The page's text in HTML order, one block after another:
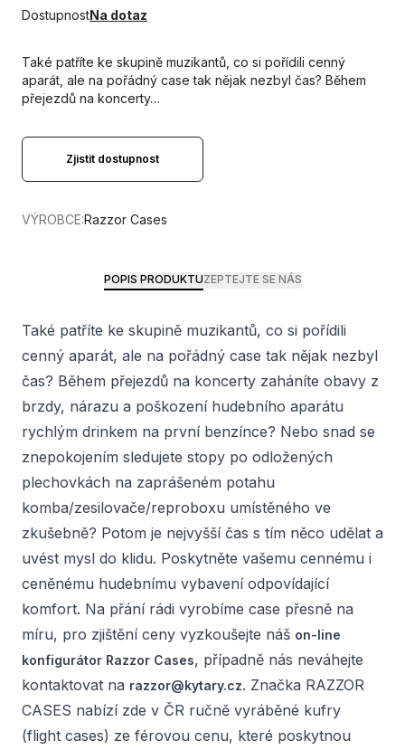
DostupnostNa dotaz
Také patříte ke skupině muzikantů, co si pořídili cenný
aparát, ale na pořádný case tak nějak nezbyl čas? Během
přejezdů na koncerty…
Zjistit dostupnost
VÝROBCE:Razzor Cases
POPIS PRODUKTUZEPTEJTE SE NÁS
Také patříte ke skupině muzikantů, co si pořídili
cenný aparát, ale na pořádný case tak nějak nezbyl
čas? Během přejezdů na koncerty zaháníte obavy z
brzdy, nárazu a poškození hudebního aparátu
rychlým drinkem na první benzínce? Nebo snad se
znepokojením sledujete stopy po odložených
plechovkách na zaprášeném potahu
komba/zesilovače/reproboxu umístěného ve
zkušebně? Potom je nejvyšší čas s tím něco udělat a
uvést mysl do klidu. Poskytněte vašemu cennému i
ceněnému hudebnímu vybavení odpovídající
komfort. Na přání rádi vyrobíme case přesně na
míru, pro zjištění ceny vyzkoušejte náš on-line
konfigurátor Razzor Cases, případně nás neváhejte
kontaktovat na razzor@kytary.cz. Značka RAZZOR
CASES nabízí zde v ČR ručně vyráběné kufry
(flight cases) ze férovou cenu, které poskytnou